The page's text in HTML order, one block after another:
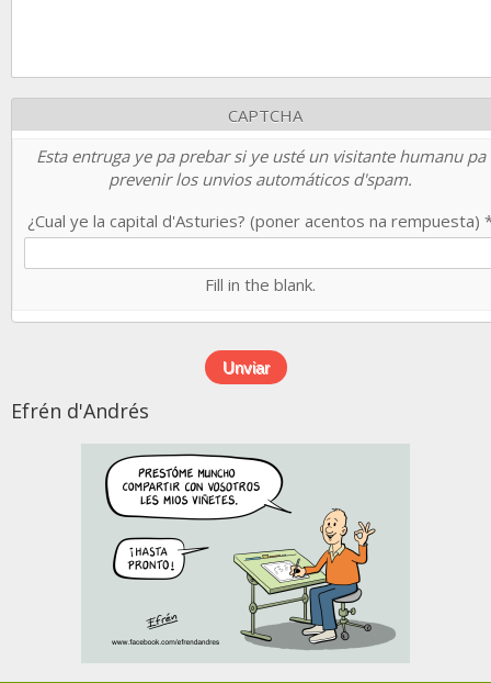
CAPTCHA
Esta entruga ye pa prebar si ye usté un visitante humanu pa
prevenir los unvios automáticos d'spam.
¿Cual ye la capital d'Asturies? (poner acentos na rempuesta)
Fill in the blank.
Efrén d'Andrés